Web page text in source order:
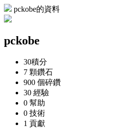
pckobe的資料
pckobe
30積分
7 顆鑽石
900 個碎鑽
30 經驗
0 幫助
0 技術
1 貢獻